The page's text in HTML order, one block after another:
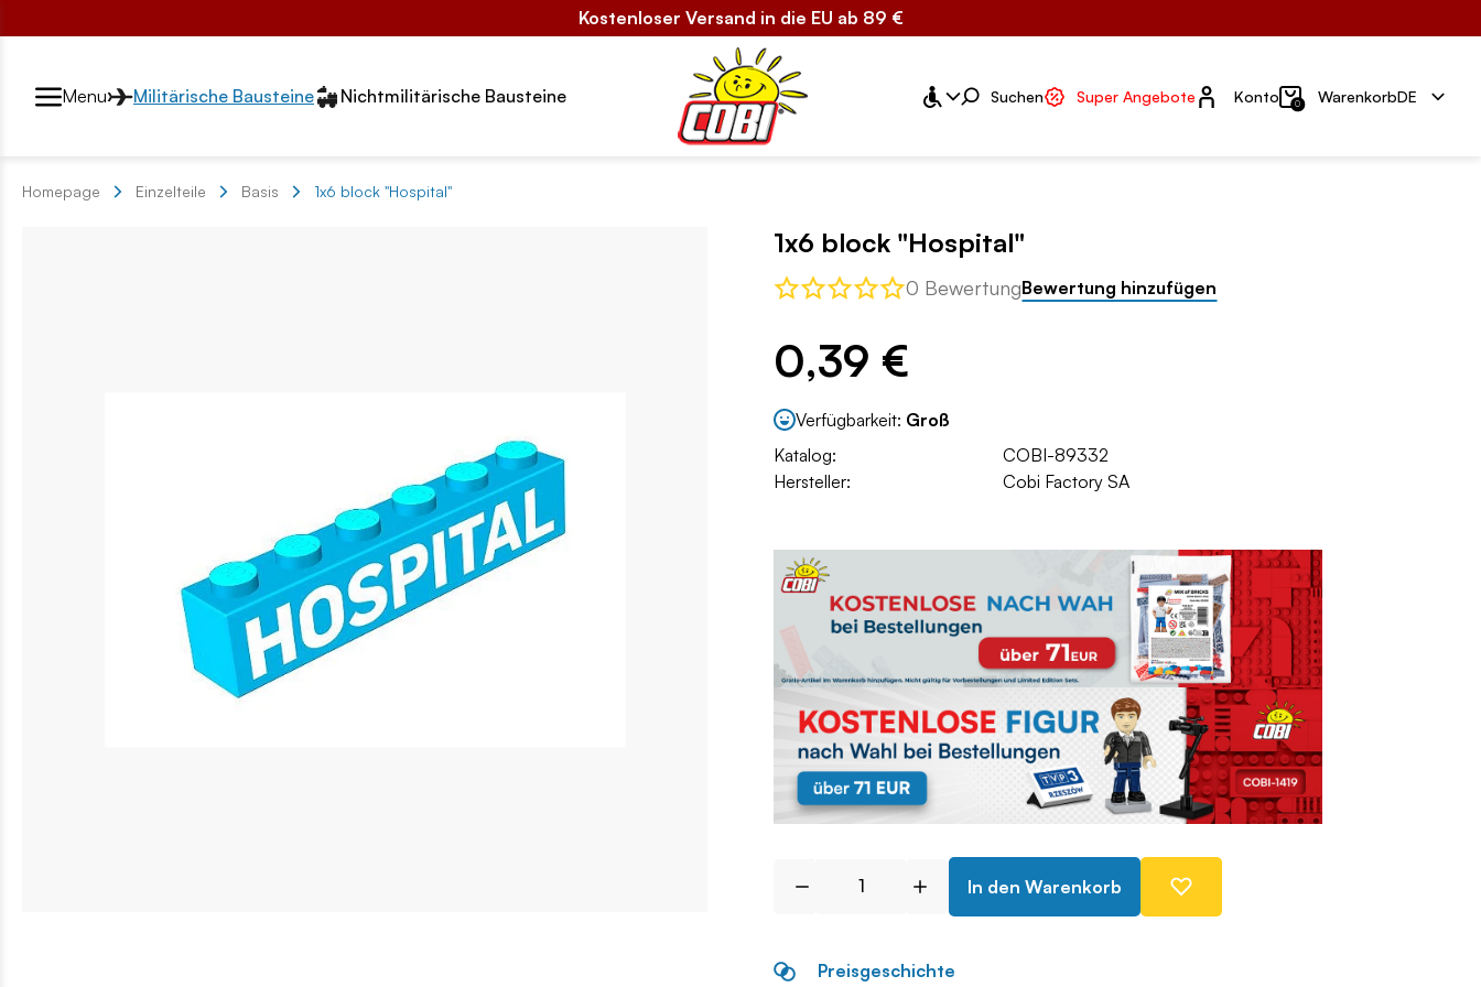
Kostenloser Versand in die EU ab 89 €
Przełącznik segmentów2
Menu Militärische Bausteine Nichtmilitärische Bausteine Suchen Super Angebote Konto
Konto 0 WarenkorbDE
Homepage Einzelteile Basis 1x6 block "Hospital"
1x6 block "Hospital"
0 BewertungBewertung hinzufügen
0,39 €
Verfügbarkeit: Groß
Katalog:
COBI-89332
Hersteller:
Cobi Factory SA
In den Warenkorb
Preisgeschichte